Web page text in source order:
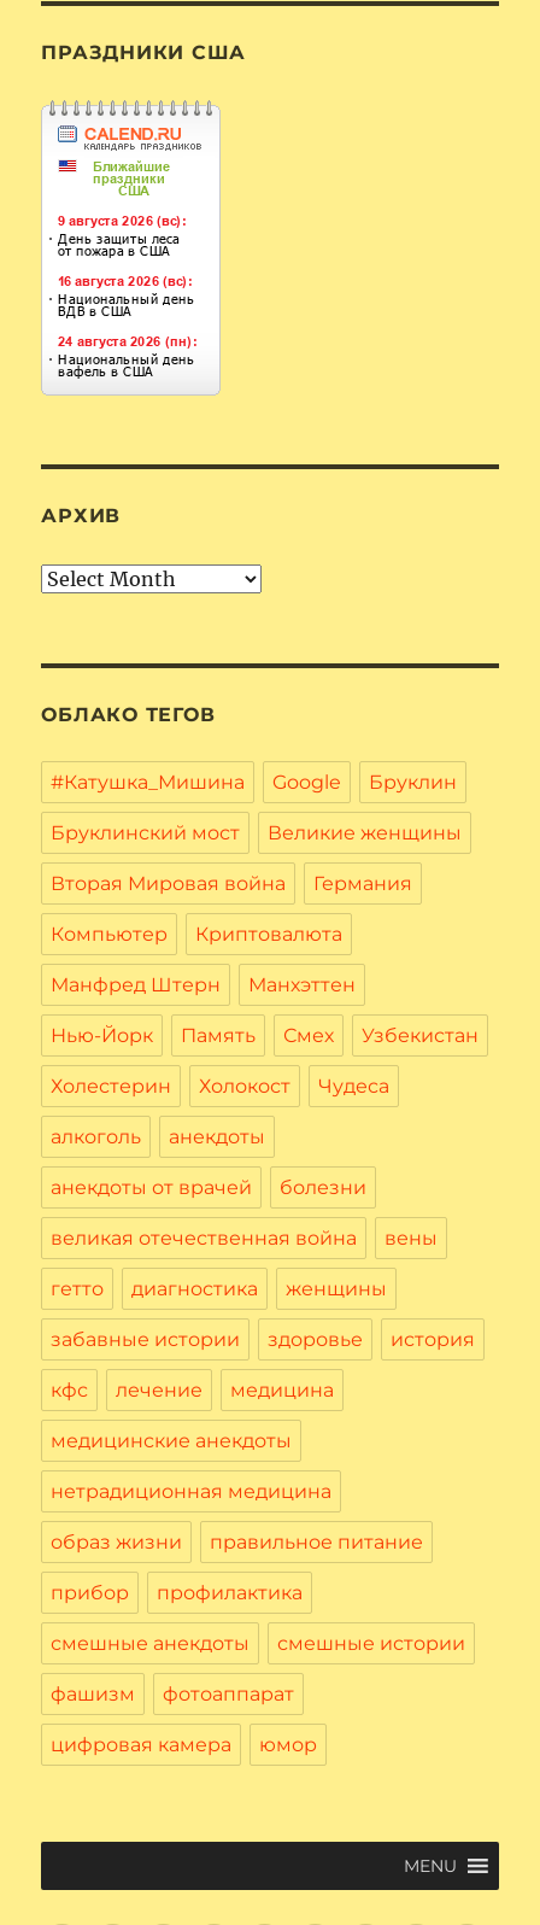
ПРАЗДНИКИ США
АРХИВ
Архив
ОБЛАКО ТЕГОВ
#Катушка_Мишина Google Бруклин
Бруклинский мост Великие женщины
Вторая Мировая война Германия
Компьютер Криптовалюта
Манфред Штерн Манхэттен
Нью-Йорк Память Смех Узбекистан
Холестерин Холокост Чудеса
алкоголь анекдоты
анекдоты от врачей болезни
великая отечественная война вены
гетто диагностика женщины
забавные истории здоровье история
кфс лечение медицина
медицинские анекдоты
нетрадиционная медицина
образ жизни правильное питание
прибор профилактика
смешные анекдоты смешные истории
фашизм фотоаппарат
цифровая камера юмор
MENU